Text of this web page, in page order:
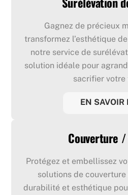
Gagnez de précieux
transformez l’esthétique
notre service de
solution idéale pour
sacrifier votre
EN SAVOIR
Couverture
Protégez et embellissez
solutions de
durabilité et esthétique